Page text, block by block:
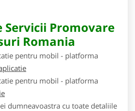
Servicii Promovare
Romania
pentru mobil - platforma
pentru mobil - platforma
dumneavoastra cu toate detaliile